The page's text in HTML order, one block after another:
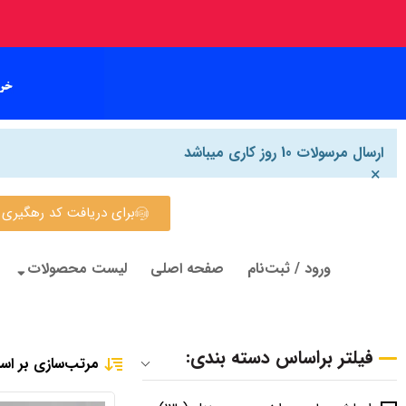
ارسال مرسولات 10 روز کاری میباشد
×
برای دریافت کد رهگیری روی
ورود / ثبت‌نام صفحه اصلی لیست محصولات
فیلتر براساس دسته بندی: مرتب‌سازی بر